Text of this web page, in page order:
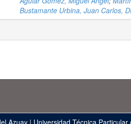
Bustamante Urbina, Juan Carlos,
Azuay | Universidad Técnica Particular